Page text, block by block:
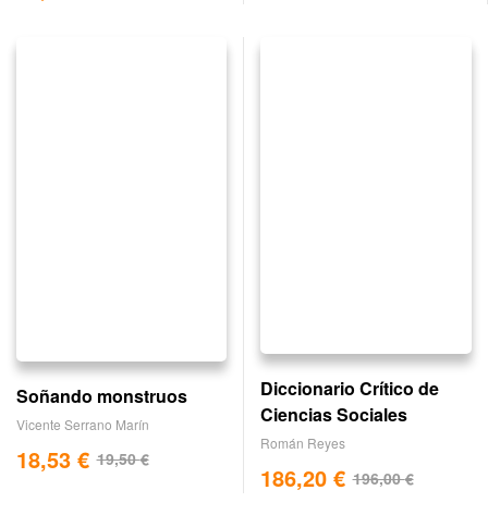
Soñando monstruos
Vicente Serrano Marín
19,50€
18,53 €
Diccionario Crítico de
Ciencias Sociales
Román Reyes
196,00€
186,20 €